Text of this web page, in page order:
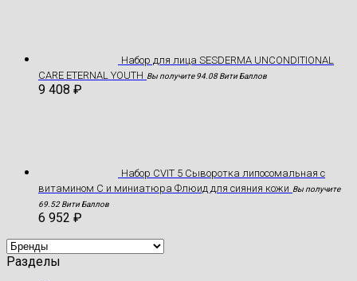
Hабор для лица SESDERMA UNCONDITIONAL
CARE ETERNAL YOUTH Вы получите 94.08 Вити Баллов
9 408 ₽
Набор CVIT 5 Сыворотка липосомальная с
витамином С и миниатюра Флюид для сияния кожи Вы получите
69.52 Вити Баллов
6 952 ₽
Разделы